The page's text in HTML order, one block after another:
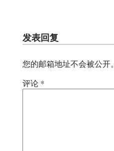
发表回复
您的邮箱地址不会被公开。
评论 *